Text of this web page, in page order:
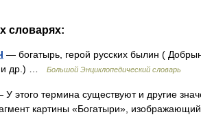
словарях:
— богатырь, герой русских былин (
и др.) …
Большой Энциклопедический словарь
У этого термина существуют и другие
картины «Богатыри»,